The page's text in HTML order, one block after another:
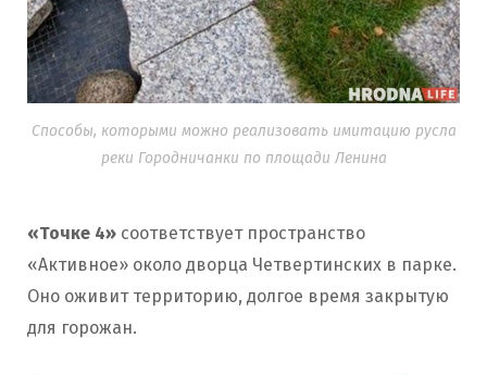
Способы, которыми можно реализовать имитацию русла
реки Городничанки по площади Ленина
«Точке 4» соответствует пространство
«Активное» около дворца Четвертинских в парке.
Оно оживит территорию, долгое время закрытую
для горожан.